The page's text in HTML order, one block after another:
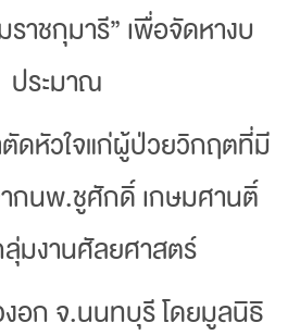
าชกุมารี” เพื่อจัดหางบ
ประมาณ
ตัดหัวใจแก่ผู้ป่วยวิกฤตที่มี
กนพ.ชูศักดิ์ เกษมศานติ์
มงานศัลยศาสตร์
อก จ.นนทบุรี โดยมูลนิธิ